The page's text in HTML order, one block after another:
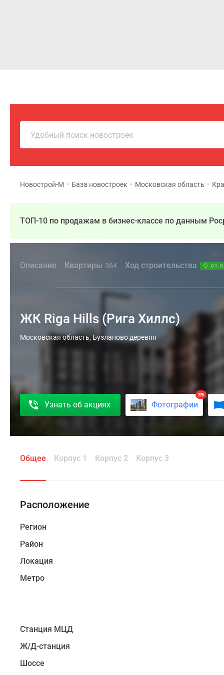
Удобный поиск новостроек
Новострой-М • База новостроек • Московская область •
ТОП-10 по продажам в бизнес-классе по данным
Описание Квартиры 364 Ход строительства
ЖК Riga Hills (Рига Хиллс)
ЖК
–
новый
бизнес-
который
возведен
Красногорском
Московской
области.
здания
переменной
5
9
этажей.
Московская область, Бузланово деревня
Узнать об акциях Фотографии
39
Общее Корпус 1 Корпус 2 Корпус 3
Расположение
Регион
Район
Локация
Метро
Станция МЦД
Ж/Д-станция
Шоссе